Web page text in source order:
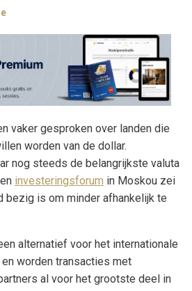
vaker gesproken over landen die
worden van de dollar.
nog steeds de belangrijkste valuta
investeringsforum in Moskou zei
bezig is om minder afhankelijk te
alternatief voor het internationale
worden transacties met
al voor het grootste deel in